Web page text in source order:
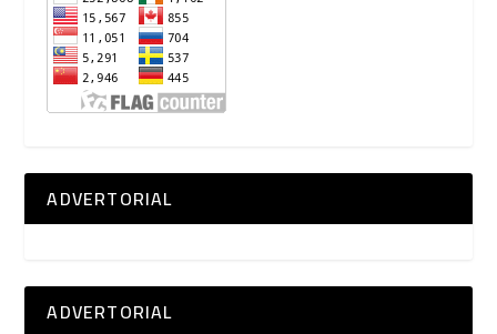
ADVERTORIAL
ADVERTORIAL